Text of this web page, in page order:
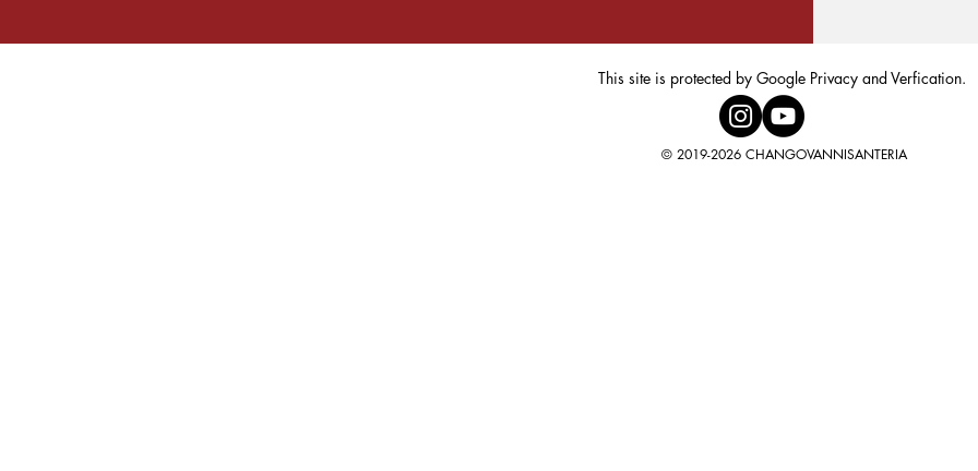
This site is protected by Google Privacy and Verfication.
© 2019-2026 CHANGOVANNISANTERIA